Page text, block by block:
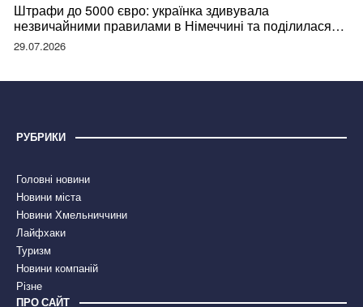
Штрафи до 5000 євро: українка здивувала
незвичайними правилами в Німеччині та поділилася
правдою
29.07.2026
РУБРИКИ
Головні новини
Новини міста
Новини Хмельниччини
Лайфхаки
Туризм
Новини компаній
Різне
ПРО САЙТ